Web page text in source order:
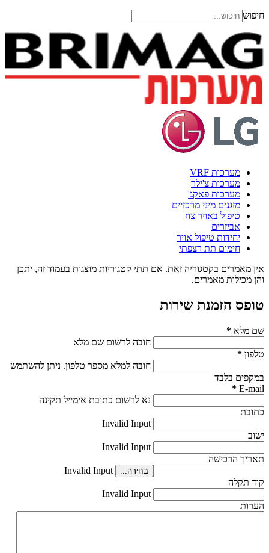
חיפוש
מערכות VRF
מערכות צ'ילר
מערכות פאקג'
מזגנים מיני מרכזיים
טיפול באויר צח
אביזרים
יחידות טיפול אויר
חימום תת רצפתי
אין מאמרים בקטגוריה זאת. אם תתי קטגוריות מוצגות בעמוד זה, יתכן
והן מכילות מאמרים.
טופס הזמנת שירות
שם מלא *
חובה לרשום שם מלא
טלפון *
חובה למלא מספר טלפון. ניתן להשתמש
במקפים בלבד
E-mail
*
נא לרשום כתובת אימייל תקינה
כתובת
Invalid Input
ישוב
Invalid Input
תאריך הרכישה
בחירה...
Invalid Input
קוד תקלה
Invalid Input
הערות